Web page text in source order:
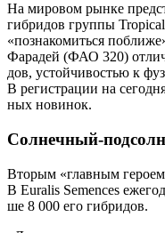
На миро­вом рын­ке
гибри­дов груп­пы
«позна­ко­мить­ся
Фара­дей (ФАО 320)
дов, устой­чи­во­стью к
В реги­стра­ции на
ных новинок.
Солнечный-
Вто­рым «глав­ным
В Euralis Semences
ше 8 000 его гибридов.